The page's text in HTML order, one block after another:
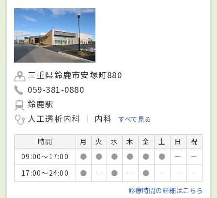
三重県鈴鹿市安塚町880
059-381-0880
鈴鹿駅
人工透析内科
内科 すべて見る
時間 月 火 水 木 金 土 日
祝
09:00～17:00
● ● ● ● ● ● －
－
17:00～24:00
● － ● － ● － －
－
診療時間の詳細はこちら